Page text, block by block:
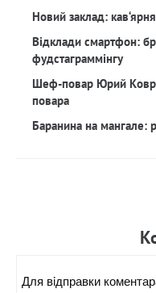
Новий заклад:
Відклади смартфон:
фудстаграммінгу
Шеф-повар Юрий
повара
Баранина на мангале:
Для вiдправки